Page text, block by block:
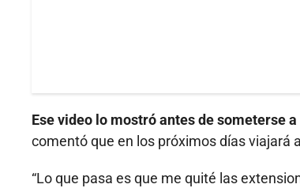
Ese video lo mostró antes de someterse
comentó que en los próximos días viajará
“Lo que pasa es que me quité las